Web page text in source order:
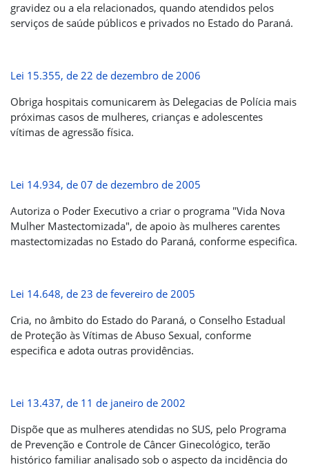
gravidez ou a ela relacionados, quando atendidos pelos
serviços de saúde públicos e privados no Estado do Paraná.
Lei 15.355, de 22 de dezembro de 2006
Obriga hospitais comunicarem às Delegacias de Polícia mais
próximas casos de mulheres, crianças e adolescentes
vítimas de agressão física.
Lei 14.934, de 07 de dezembro de 2005
Autoriza o Poder Executivo a criar o programa "Vida Nova
Mulher Mastectomizada", de apoio às mulheres carentes
mastectomizadas no Estado do Paraná, conforme especifica.
Lei 14.648, de 23 de fevereiro de 2005
Cria, no âmbito do Estado do Paraná, o Conselho Estadual
de Proteção às Vítimas de Abuso Sexual, conforme
especifica e adota outras providências.
Lei 13.437, de 11 de janeiro de 2002
Dispõe que as mulheres atendidas no SUS, pelo Programa
de Prevenção e Controle de Câncer Ginecológico, terão
histórico familiar analisado sob o aspecto da incidência do